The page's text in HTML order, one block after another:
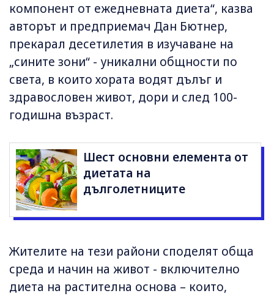
компонент от ежедневната диета“, казва
авторът и предприемач Дан Бютнер,
прекарал десетилетия в изучаване на
„сините зони“ - уникални общности по
света, в които хората водят дълъг и
здравословен живот, дори и след 100-
годишна възраст.
Шест основни елемента от
диетата на
дълголетниците
Жителите на тези райони споделят обща
среда и начин на живот - включително
диета на растителна основа – които,